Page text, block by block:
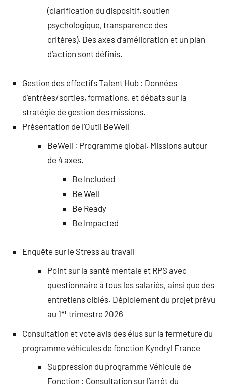
(clarification du dispositif, soutien
psychologique, transparence des
critères). Des axes d’amélioration et un plan
d’action sont définis.
Gestion des effectifs Talent Hub : Données
d’entrées/sorties, formations, et débats sur la
stratégie de gestion des missions.
Présentation de l’Outil BeWell
BeWell : Programme global. Missions autour
de 4 axes.
Be Included
Be Well
Be Ready
Be Impacted
Enquête sur le Stress au travail
Point sur la santé mentale et RPS avec
questionnaire à tous les salariés, ainsi que des
entretiens ciblés. Déploiement du projet prévu
au 1ertrimestre 2026
Consultation et vote avis des élus sur la fermeture du
programme véhicules de fonction Kyndryl France
Suppression du programme Véhicule de
Fonction : Consultation sur l’arrêt du